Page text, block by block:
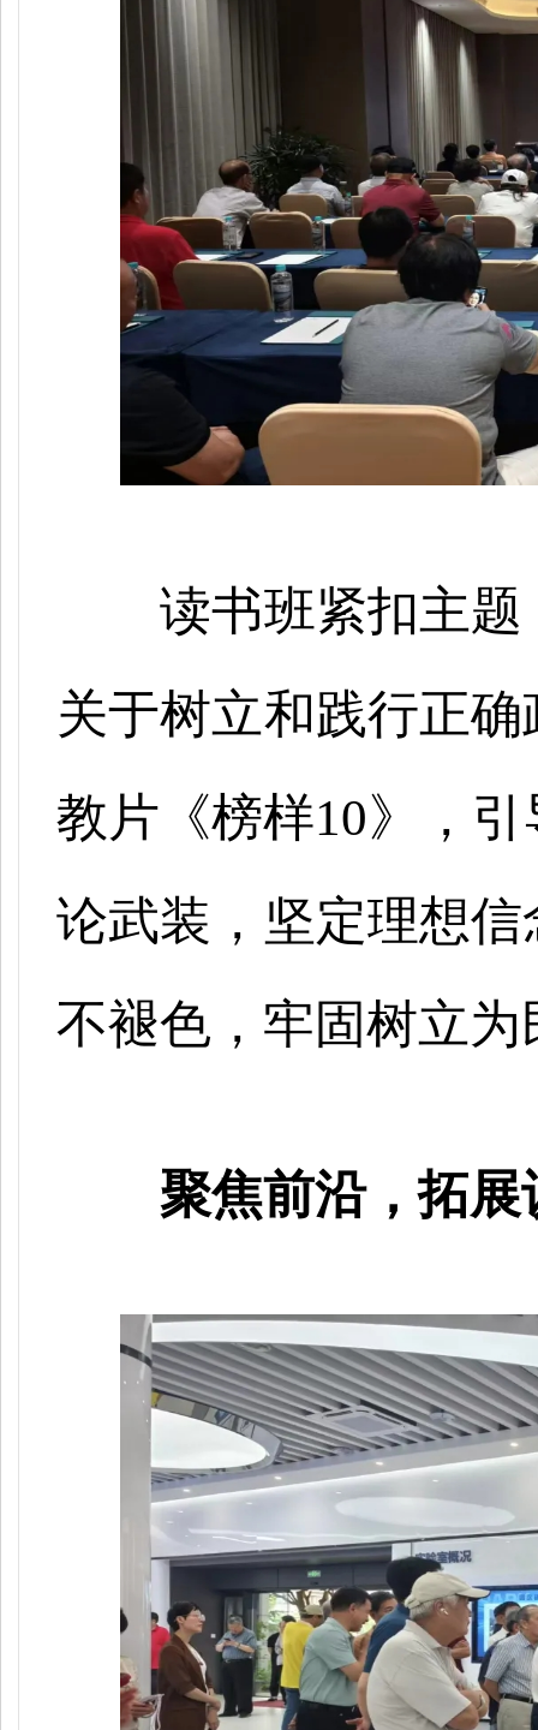
读书班紧扣主
关于树立和践行正
教片《榜样10》，
论武装，坚定理想
不褪色，牢固树立
聚焦前沿，拓展